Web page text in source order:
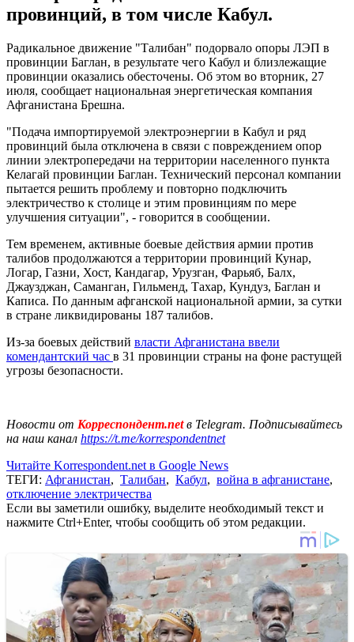
провинций, в том числе Кабул.
Радикальное движение "Талибан" подорвало опоры ЛЭП в
провинции Баглан, в результате чего Кабул и близлежащие
провинции оказались обесточены. Об этом во вторник, 27
июля, сообщает национальная энергетическая компания
Афганистана Брешна.
"Подача импортируемой электроэнергии в Кабул и ряд
провинций была отключена в связи с повреждением опор
линии электропередачи на территории населенного пункта
Келагай провинции Баглан. Технический персонал компании
пытается решить проблему и повторно подключить
электричество к столице и этим провинциям по мере
улучшения ситуации", - говорится в сообщении.
Тем временем, активные боевые действия армии против
талибов продолжаются а территории провинций Кунар,
Логар, Газни, Хост, Кандагар, Урузган, Фарьяб, Балх,
Джаузджан, Саманган, Гильменд, Тахар, Кундуз, Баглан и
Каписа. По данным афганской национальной армии, за сутки
в стране ликвидированы 187 талибов.
Из-за боевых действий власти Афганистана ввели
комендантский час в 31 провинции страны на фоне растущей
угрозы безопасности.
Новости от Корреспондент.netв Telegram. Подписывайтесь
на наш канал https://t.me/korrespondentnet
Читайте Korrespondent.net в Google News
ТЕГИ: Афганистан, Талибан, Кабул, война в афганистане,
отключение электричества
Если вы заметили ошибку, выделите необходимый текст и
нажмите Ctrl+Enter, чтобы сообщить об этом редакции.